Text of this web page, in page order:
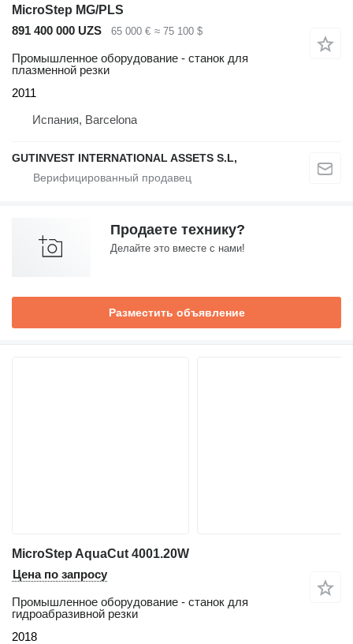
MicroStep MG/PLS
891 400 000 UZS
65 000 € ≈ 75 100 $
Промышленное оборудование - станок для
плазменной резки
2011
Испания, Barcelona
GUTINVEST INTERNATIONAL ASSETS S.L,
Продаете технику?
Делайте это вместе с нами!
Разместить объявление
MicroStep AquaCut 4001.20W
Цена по запросу
Промышленное оборудование - станок для
гидроабразивной резки
2018